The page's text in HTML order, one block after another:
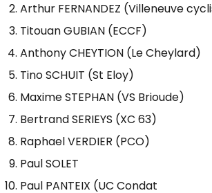
Arthur FERNANDEZ (Villeneuve
Titouan GUBIAN (ECCF)
Anthony CHEYTION (Le Cheylard)
Tino SCHUIT (St Eloy)
Maxime STEPHAN (VS Brioude)
Bertrand SERIEYS (XC 63)
Raphael VERDIER (PCO)
Paul SOLET
Paul PANTEIX (UC Condat